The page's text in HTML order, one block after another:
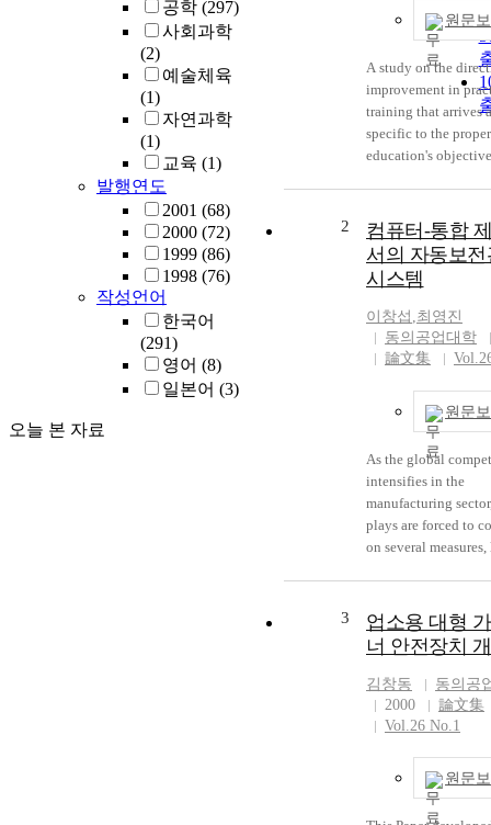
공학 (297)
사회과학
(2)
예술체육
(1)
자연과학
(1)
교육 (1)
발행연도
2001 (68)
2000 (72)
1999 (86)
1998 (76)
작성언어
한국어
(291)
영어 (8)
일본어 (3)
오늘 본 자료
원문
A study on the
improvement in
training that arrives
specific to the
education's
education, and
Inner-Architecture
Architecture
2
컴퓨터-통합
서의 자동보전
시스템
이창섭 ,최영진
동의공업대학
論文集
원문
As the global
intensifies in the
manufacturing
plays are forced to
on several
The manufacturing
hence become very
assets, and
support function
critical. An efficient
effect maintenance
ensuring that the
deliveries are on
3
업소용 대형
너 안전장치
김창동
동의공
2000
論文集
Vol.26 No.1
원문